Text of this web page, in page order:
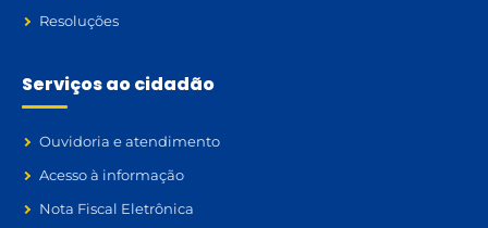
Resoluções
Serviços ao cidadão
Ouvidoria e atendimento
Acesso à informação
Nota Fiscal Eletrônica